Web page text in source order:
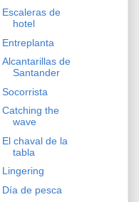
Escaleras de
hotel
Entreplanta
Alcantarillas de
Santander
Socorrista
Catching the
wave
El chaval de la
tabla
Lingering
Día de pesca